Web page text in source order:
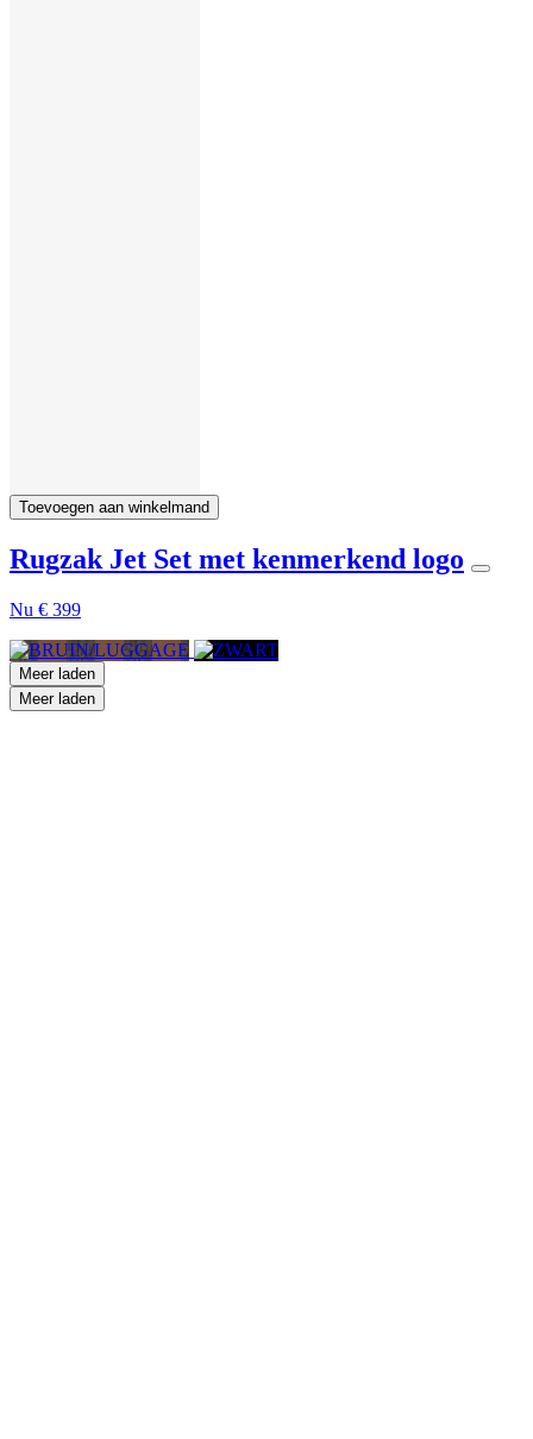
Toevoegen aan winkelmand
Rugzak Jet Set met kenmerkend logo
Nu € 399
Meer laden
Meer laden